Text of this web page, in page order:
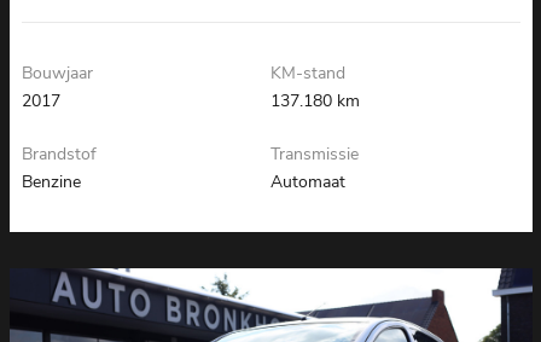
Bouwjaar
2017
KM-stand
137.180 km
Brandstof
Benzine
Transmissie
Automaat